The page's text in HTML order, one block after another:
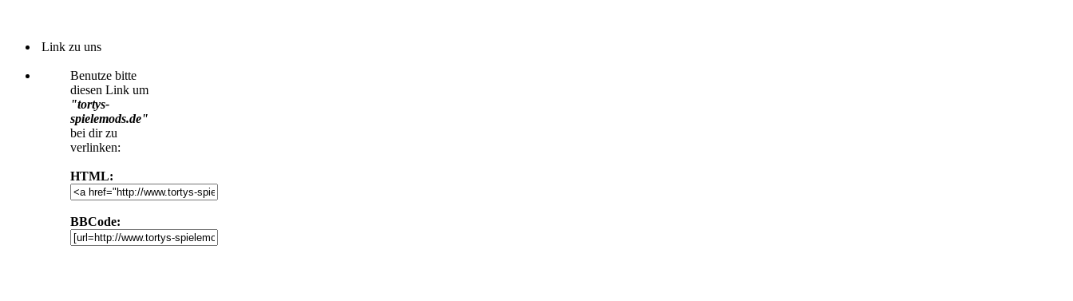
Link zu uns
Benutze bitte
diesen Link um
"tortys-
spielemods.de"
bei dir zu
verlinken:
HTML:
BBCode: